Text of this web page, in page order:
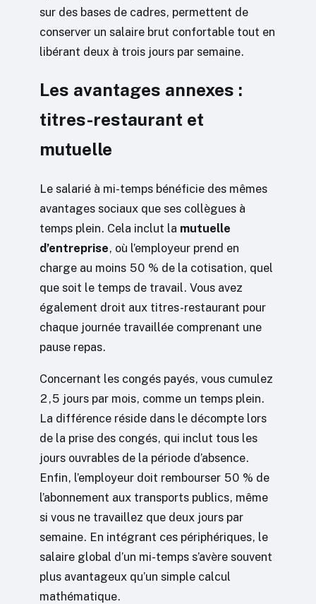
sur des bases de cadres, permettent de
conserver un salaire brut confortable tout en
libérant deux à trois jours par semaine.
Les avantages annexes :
titres-restaurant et
mutuelle
Le salarié à mi-temps bénéficie des mêmes
avantages sociaux que ses collègues à
temps plein. Cela inclut la mutuelle
d’entreprise, où l’employeur prend en
charge au moins 50 % de la cotisation, quel
que soit le temps de travail. Vous avez
également droit aux titres-restaurant pour
chaque journée travaillée comprenant une
pause repas.
Concernant les congés payés, vous cumulez
2,5 jours par mois, comme un temps plein.
La différence réside dans le décompte lors
de la prise des congés, qui inclut tous les
jours ouvrables de la période d’absence.
Enfin, l’employeur doit rembourser 50 % de
l’abonnement aux transports publics, même
si vous ne travaillez que deux jours par
semaine. En intégrant ces périphériques, le
salaire global d’un mi-temps s’avère souvent
plus avantageux qu’un simple calcul
mathématique.